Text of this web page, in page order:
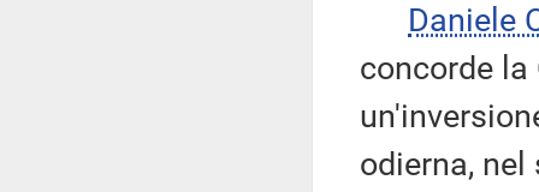
Daniele
concorde la
odierna, nel